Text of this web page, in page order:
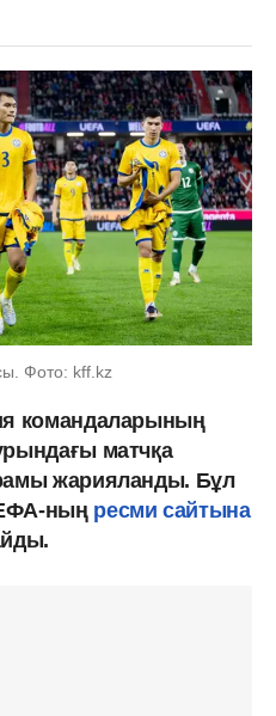
Фото: kff.kz
командаларының
матчқа
жарияланды. Бұл
ның ресми сайтына